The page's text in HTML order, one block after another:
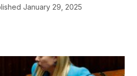
January 29, 2025